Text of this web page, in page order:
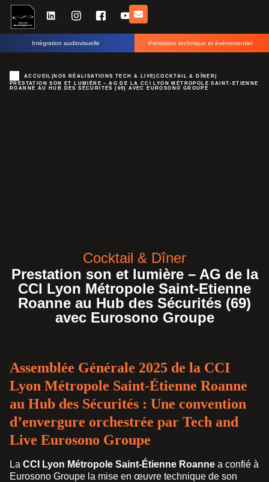
Intégration audiovisuelle Prestation technique et événementiel
ACCUEIL NOS RÉALISATIONS TECH & LIVE COCKTAIL & DÎNER
PRESTATION SON ET LUMIÈRE – AG DE LA CCI LYON MÉTROPOLE SAINT-ETIENNE
ROANNE AU HUB DES SÉCURITÉS (69) AVEC EUROSONO GROUPE
Cocktail & Dîner
Prestation son et lumière – AG de la
CCI Lyon Métropole Saint-Etienne
Roanne au Hub des Sécurités (69)
avec Eurosono Groupe
Assemblée Générale 2025 de la CCI
Lyon Métropole Saint-Étienne Roanne
au Hub des Sécurités : Une convention
d’envergure orchestrée par Tech and
Live Eurosono Groupe
La CCI Lyon Métropole Saint-Étienne Roanne a confié à
Eurosono Groupe la mise en œuvre technique de son